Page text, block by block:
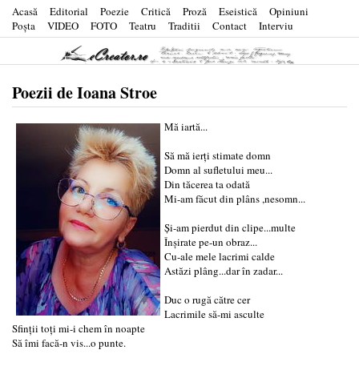
Acasă Editorial Poezie Critică Proză Eseistică
Opiniuni
Poşta
VIDEO FOTO Teatru Traditii Contact Interviu
Poezii de Ioana Stroe
Mă iartă...
Să mă ierți stimate domn
Domn al sufletului meu...
Din tăcerea ta odată
Mi-am făcut din plâns ,nesomn...
Și-am pierdut din clipe...multe
Înșirate pe-un obraz...
Cu-ale mele lacrimi calde
Astăzi plâng...dar în zadar...
Duc o rugă către cer
Lacrimile să-mi asculte
Sfinții toți mi-i chem în noapte
Să îmi facă-n vis...o punte.